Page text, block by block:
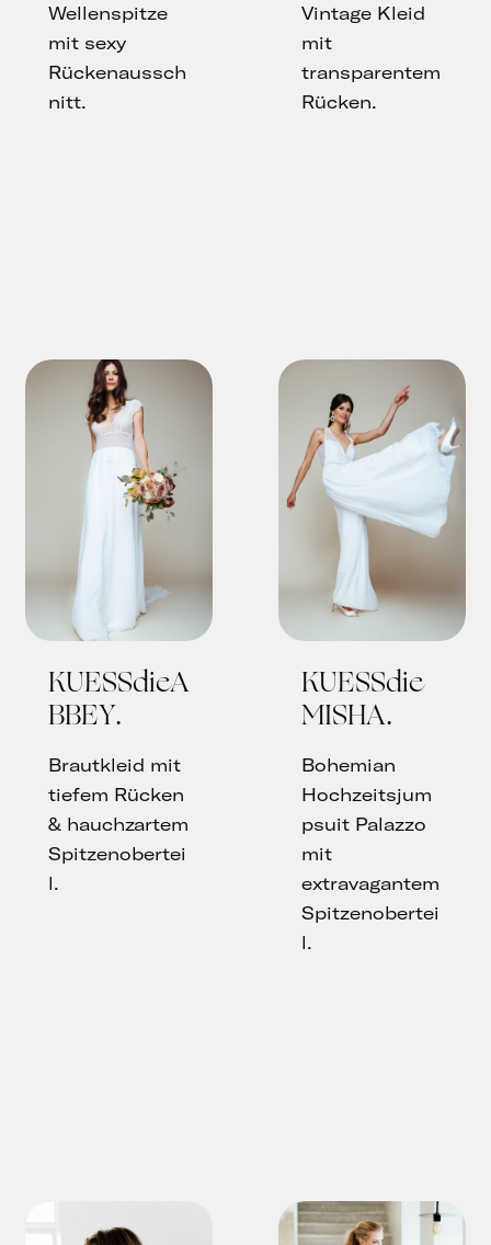
Wellenspitze
mit sexy
Rückenaussch
nitt.
Vintage Kleid
mit
transparentem
Rücken.
KUESSdieA
BBEY
Brautkleid mit
tiefem Rücken
& hauchzartem
Spitzenobertei
l.
KUESSdie
MISHA
Bohemian
Hochzeitsjum
psuit Palazzo
mit
extravagantem
Spitzenobertei
l.